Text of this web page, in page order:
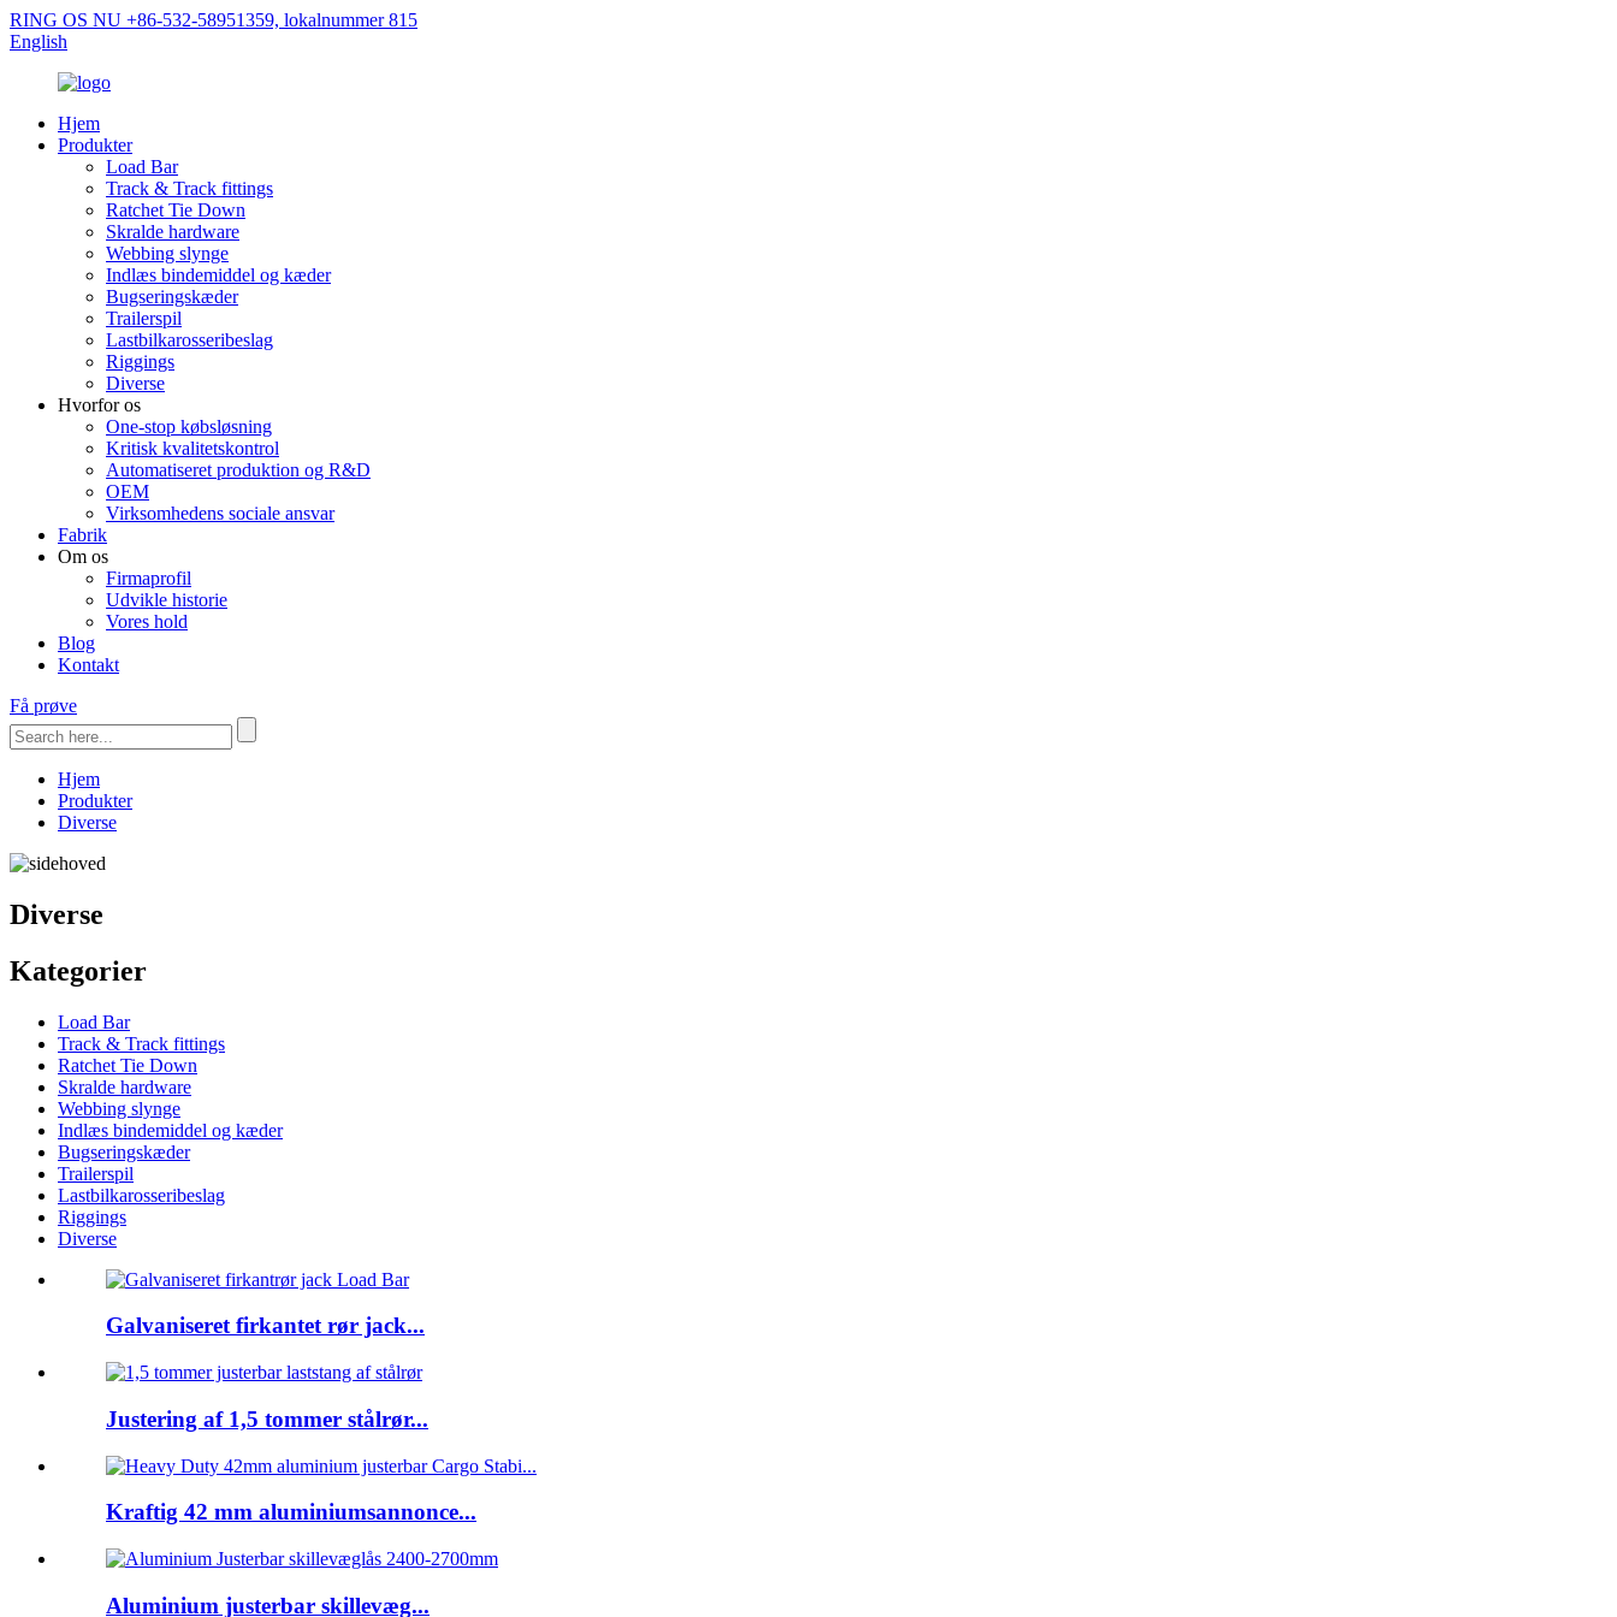
RING OS NU +86-532-58951359, lokalnummer 815
English
Hjem
Produkter
Load Bar
Track & Track fittings
Ratchet Tie Down
Skralde hardware
Webbing slynge
Indlæs bindemiddel og kæder
Bugseringskæder
Trailerspil
Lastbilkarosseribeslag
Riggings
Diverse
Hvorfor os
One-stop købsløsning
Kritisk kvalitetskontrol
Automatiseret produktion og R&D
OEM
Virksomhedens sociale ansvar
Fabrik
Om os
Firmaprofil
Udvikle historie
Vores hold
Blog
Kontakt
Få prøve
Hjem
Produkter
Diverse
Diverse
Kategorier
Load Bar
Track & Track fittings
Ratchet Tie Down
Skralde hardware
Webbing slynge
Indlæs bindemiddel og kæder
Bugseringskæder
Trailerspil
Lastbilkarosseribeslag
Riggings
Diverse
Galvaniseret firkantet rør jack...
Justering af 1,5 tommer stålrør...
Kraftig 42 mm aluminiumsannonce...
Aluminium justerbar skillevæg...